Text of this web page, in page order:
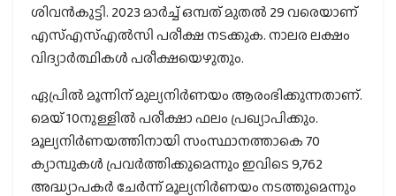
ശിവൻകുട്ടി. 2023 മാർച്ച് ഒമ്പത് മുതൽ 29 വരെയാണ്
എസ്എസ്എൽസി പരീക്ഷ നടക്കുക. നാലര ലക്ഷം
വിദ്യാർത്ഥികൾ പരീക്ഷയെഴുതും.
ഏപ്രിൽ മൂന്നിന് മുല്യനിർണയം ആരംഭിക്കുന്നതാണ്.
മെയ് 10നുള്ളിൽ പരീക്ഷാ ഫലം പ്രഖ്യാപിക്കും.
മൂല്യനിർണയത്തിനായി സംസ്ഥാനത്താകെ 70
ക്യാമ്പുകൾ പ്രവർത്തിക്കുമെന്നും ഇവിടെ 9,762
അദ്ധ്യാപകർ ചേർന്ന് മൂല്യനിർണയം നടത്തുമെന്നും